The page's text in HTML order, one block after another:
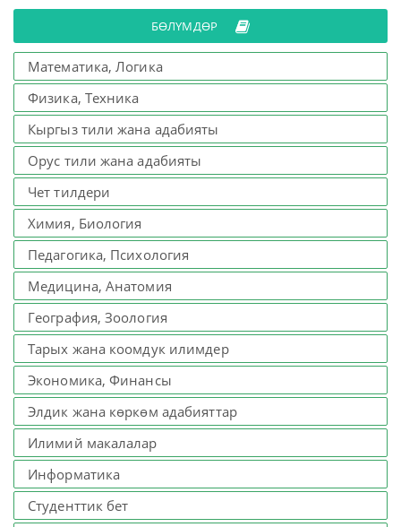
БӨЛҮМДӨР
Математика, Логика
Физика, Техника
Кыргыз тили жана адабияты
Орус тили жана адабияты
Чет тилдери
Химия, Биология
Педагогика, Психология
Медицина, Анатомия
География, Зоология
Тарых жана коомдук илимдер
Экономика, Финансы
Элдик жана көркөм адабияттар
Илимий макалалар
Информатика
Студенттик бет